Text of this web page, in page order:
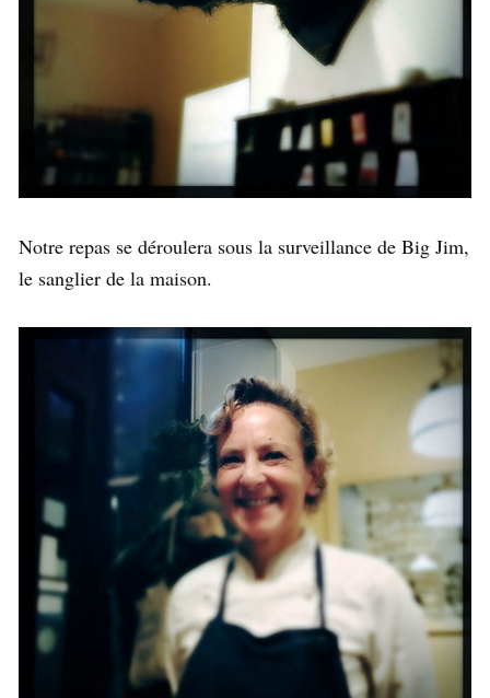
Notre repas se déroulera sous la surveillance de Big Jim,
le sanglier de la maison.